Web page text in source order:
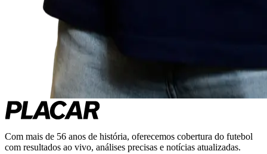
Com mais de 56 anos de história, oferecemos cobertura do futebol
com resultados ao vivo, análises precisas e notícias atualizadas.